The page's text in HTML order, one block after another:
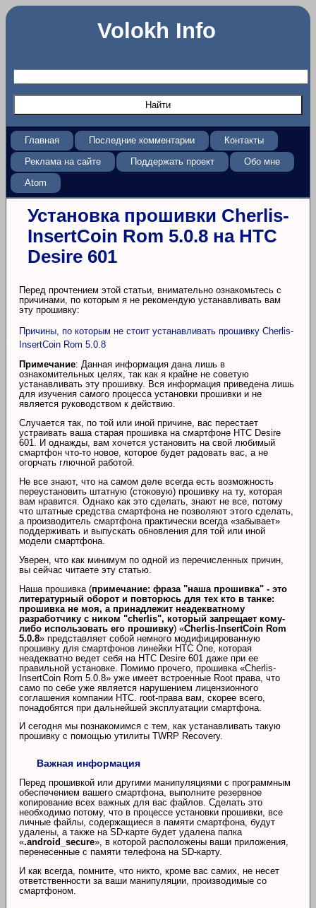
Volokh Info
Главная Последние комментарии
Контакты
Реклама на сайте
Поддержать проект
Обо мне
Atom
Установка прошивки Cherlis-
InsertCoin Rom 5.0.8 на HTC
Desire 601
Перед прочтением этой статьи, внимательно ознакомьтесь с
причинами, по которым я не рекомендую устанавливать вам
эту прошивку:
Причины, по которым не стоит устанавливать прошивку Cherlis-
InsertCoin Rom 5.0.8
Примечание: Данная информация дана лишь в
ознакомительных целях, так как я крайне не советую
устанавливать эту прошивку. Вся информация приведена лишь
для изучения самого процесса установки прошивки и не
является руководством к действию.
Случается так, по той или иной причине, вас перестает
устраивать ваша старая прошивка на смартфоне HTC Desire
601. И однажды, вам хочется установить на свой любимый
смартфон что-то новое, которое будет радовать вас, а не
огорчать глючной работой.
Не все знают, что на самом деле всегда есть возможность
переустановить штатную (стоковую) прошивку на ту, которая
вам нравится. Однако как это сделать, знают не все, потому
что штатные средства смартфона не позволяют этого сделать,
а производитель смартфона практически всегда «забывает»
поддерживать и выпускать обновления для той или иной
модели смартфона.
Уверен, что как минимум по одной из перечисленных причин,
вы сейчас читаете эту статью.
Наша прошивка (примечание: фраза "наша прошивка" - это
литературный оборот и повторюсь для тех кто в танке:
прошивка не моя, а принадлежит неадекватному
разработчику с ником "cherlis", который запрещает кому-
либо использовать его прошивку) «Cherlis-InsertCoin Rom
5.0.8» представляет собой немного модифицированную
прошивку для смартфонов линейки HTC One, которая
неадекватно ведет себя на HTC Desire 601 даже при ее
правильной установке. Помимо прочего, прошивка «Cherlis-
InsertCoin Rom 5.0.8» уже имеет встроенные Root права, что
само по себе уже является нарушением лицензионного
соглашения компании HTC. root-права вам, скорее всего,
понадобятся при дальнейшей эксплуатации смартфона.
И сегодня мы познакомимся с тем, как устанавливать такую
прошивку с помощью утилиты TWRP Recovery.
Важная информация
Перед прошивкой или другими манипуляциями с программным
обеспечением вашего смартфона, выполните резервное
копирование всех важных для вас файлов. Сделать это
необходимо потому, что в процессе установки прошивки, все
личные файлы, содержащиеся в памяти смартфона, будут
удалены, а также на SD-карте будет удалена папка
«.android_secure», в которой расположены ваши приложения,
перенесенные с памяти телефона на SD-карту.
И как всегда, помните, что никто, кроме вас самих, не несет
ответственности за ваши манипуляции, производимые со
смартфоном.